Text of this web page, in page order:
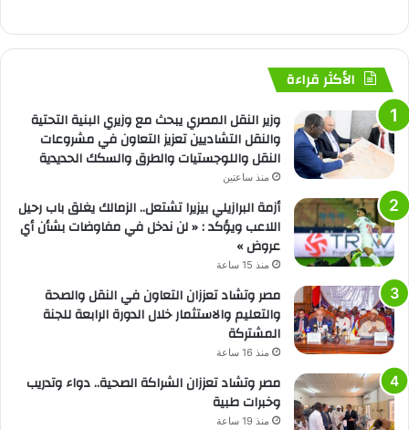
الأكثر قراءة
وزير النقل المصري يبحث مع وزيري البنية التحتية
والنقل التشاديين تعزيز التعاون في مشروعات
النقل واللوجستيات والطرق والسكك الحديدية
منذ ساعتين
أزمة البرازيلي بيزيرا تشتعل.. الزمالك يغلق باب رحيل
اللاعب ويؤكد : « لن ندخل في مفاوضات بشأن أي
عروض »
منذ 15 ساعة
مصر وتشاد تعززان التعاون في النقل والصحة
والتعليم والاستثمار خلال الدورة الرابعة للجنة
المشتركة
منذ 16 ساعة
مصر وتشاد تعززان الشراكة الصحية.. دواء وتدريب
وخبرات طبية
منذ 19 ساعة